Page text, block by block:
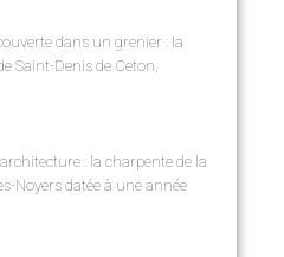
dans un grenier : la
Saint-Denis de Ceton,
: la charpente de la
Noyers datée à une année